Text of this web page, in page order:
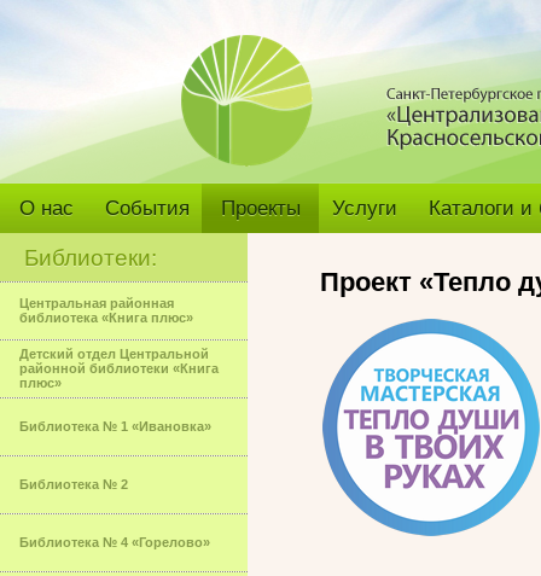
О нас События Проекты Услуги Каталоги
Библиотеки:
Центральная районная
библиотека «Книга плюс»
Детский отдел Центральной
районной библиотеки «Книга
плюс»
Библиотека № 1 «Ивановка»
Библиотека № 2
Библиотека № 4 «Горелово»
Проект «Тепло